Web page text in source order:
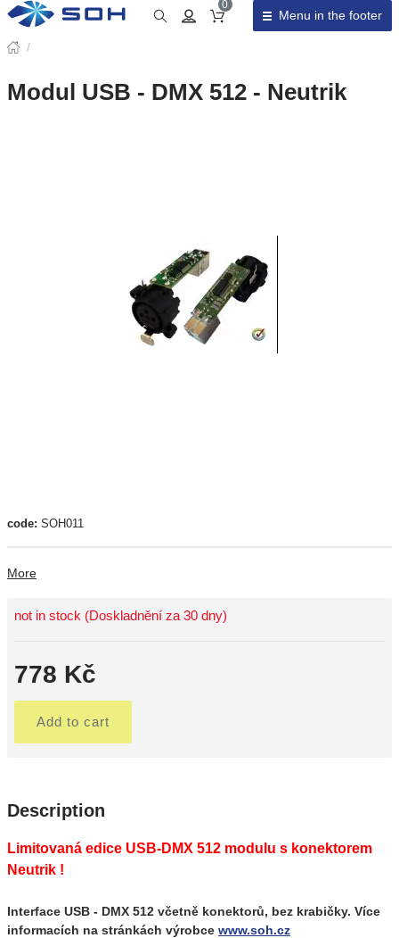
Cart total
0
Menu in the footer
/
Modul USB - DMX 512 - Neutrik
code: SOH011
More
not in stock (Doskladnění za 30 dny)
778 Kč
Add to cart
Description
Limitovaná edice USB-DMX 512 modulu s konektorem
Neutrik !
Interface USB - DMX 512 včetně konektorů, bez krabičky. Více
informacích na stránkách výrobce www.soh.cz